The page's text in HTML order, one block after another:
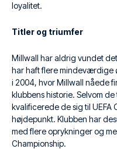
loyalitet.
Titler og triumfer
Millwall har aldrig vundet
har haft flere mindeværdige
i 2004, hvor Millwall nåede
klubbens historie. Selvom
kvalificerede de sig til UEFA
højdepunkt. Klubben har
med flere oprykninger og
Championship.